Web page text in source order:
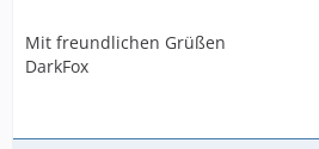
Mit freundlichen Grüßen
DarkFox